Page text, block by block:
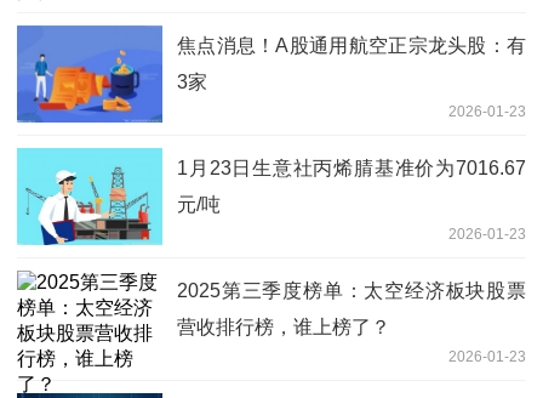
焦点消息！A股通用航空正宗龙头股：有
3家
2026-01-23
1月23日生意社丙烯腈基准价为7016.67
元/吨
2026-01-23
2025第三季度榜单：太空经济板块股票
营收排行榜，谁上榜了？
2026-01-23